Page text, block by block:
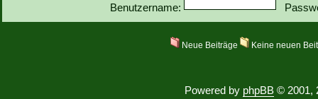
Benutzername:
Neue Beiträge Keine neuen
Powered by phpBB © 2001,